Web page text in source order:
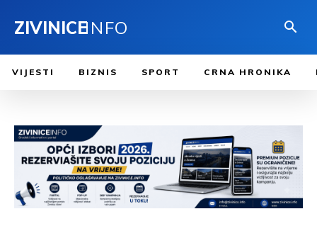
ZIVINICEINFO
VIJESTI BIZNIS SPORT CRNA HRONIKA